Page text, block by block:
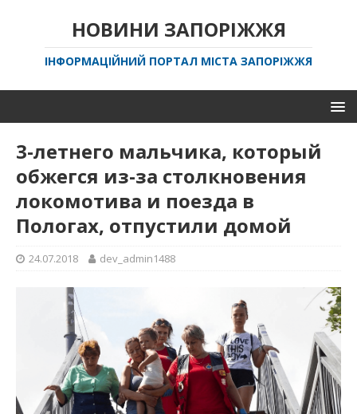
НОВИНИ ЗАПОРІЖЖЯ
ІНФОРМАЦІЙНИЙ ПОРТАЛ МІСТА ЗАПОРІЖЖЯ
3-летнего мальчика, который
обжегся из-за столкновения
локомотива и поезда в
Пологах, отпустили домой
24.07.2018 dev_admin1488